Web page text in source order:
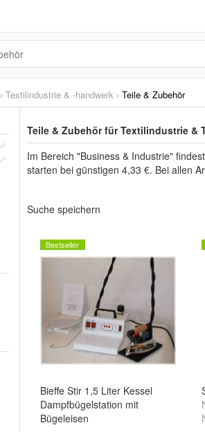
› Textilindustrie & -handwerk › Teile & Zubehör
Teile & Zubehör für Textilindustrie &
Im Bereich "Business & Industrie"
starten bei günstigen 4,33 €. Bei allen
Suche speichern
Bestseller
Bieffe Stir 1,5 Liter Kessel
Dampfbügelstation mit
Bügeleisen